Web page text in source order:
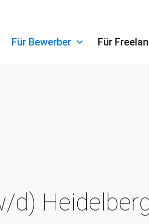
Für Bewerber
Für